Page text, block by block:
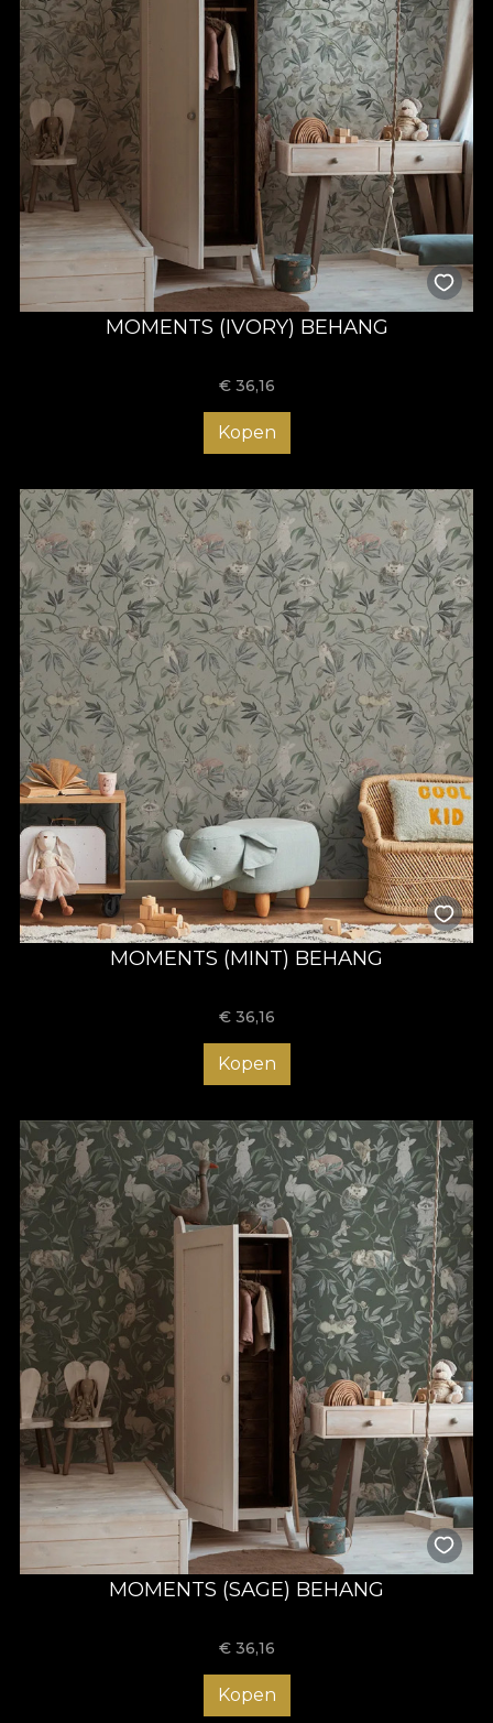
MOMENTS (IVORY) BEHANG
€ 36,16
Kopen
MOMENTS (MINT) BEHANG
€ 36,16
Kopen
MOMENTS (SAGE) BEHANG
€ 36,16
Kopen